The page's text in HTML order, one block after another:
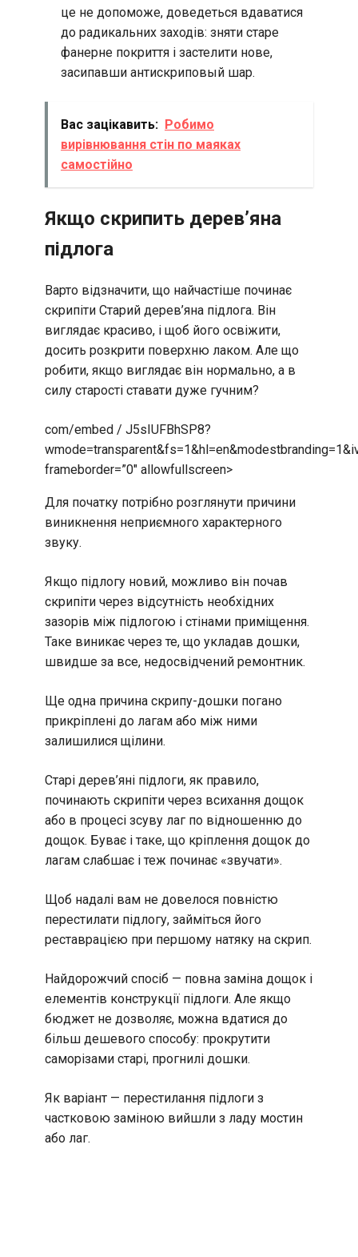
це не допоможе, доведеться вдаватися
до радикальних заходів: зняти старе
фанерне покриття і застелити нове,
засипавши антискриповый шар.
Вас зацікавить: Робимо
вирівнювання стін по маяках
самостійно
Якщо скрипить дерев’яна
підлога
Варто відзначити, що найчастіше починає
скрипіти Старий дерев’яна підлога. Він
виглядає красиво, і щоб його освіжити,
досить розкрити поверхню лаком. Але що
робити, якщо виглядає він нормально, а в
силу старості ставати дуже гучним?
com/embed / J5sIUFBhSP8?
frameborder=”0″ allowfullscreen>
Для початку потрібно розглянути причини
виникнення неприємного характерного
звуку.
Якщо підлогу новий, можливо він почав
скрипіти через відсутність необхідних
зазорів між підлогою і стінами приміщення.
Таке виникає через те, що укладав дошки,
швидше за все, недосвідчений ремонтник.
Ще одна причина скрипу-дошки погано
прикріплені до лагам або між ними
залишилися щілини.
Старі дерев’яні підлоги, як правило,
починають скрипіти через всихання дощок
або в процесі зсуву лаг по відношенню до
дощок. Буває і таке, що кріплення дощок до
лагам слабшає і теж починає «звучати».
Щоб надалі вам не довелося повністю
перестилати підлогу, займіться його
реставрацією при першому натяку на скрип.
Найдорожчий спосіб — повна заміна дощок і
елементів конструкції підлоги. Але якщо
бюджет не дозволяє, можна вдатися до
більш дешевого способу: прокрутити
саморізами старі, прогнилі дошки.
Як варіант — перестилання підлоги з
частковою заміною вийшли з ладу мостин
або лаг.